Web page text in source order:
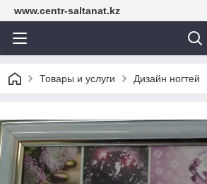
www.centr-saltanat.kz
Товары и услуги Дизайн ногтей